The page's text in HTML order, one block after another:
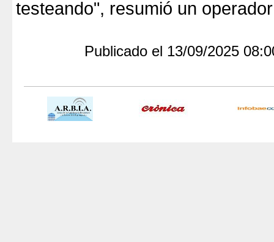
testeando", resumió un
Publicado el 13/09/2025